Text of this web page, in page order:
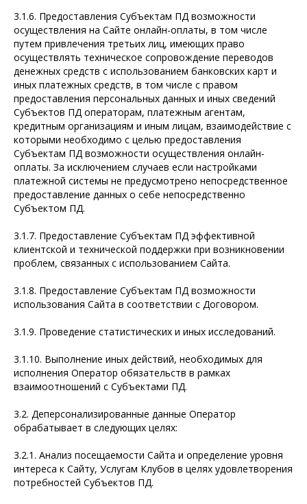
3.1.6. Предоставления Субъектам ПД возможности
осуществления на Сайте онлайн-оплаты, в том числе
путем привлечения третьих лиц, имеющих право
осуществлять техническое сопровождение переводов
денежных средств с использованием банковских карт и
иных платежных средств, в том числе с правом
предоставления персональных данных и иных сведений
Субъектов ПД операторам, платежным агентам,
кредитным организациям и иным лицам, взаимодействие с
которыми необходимо с целью предоставления
Субъектам ПД возможности осуществления онлайн-
оплаты. За исключением случаев если настройками
платежной системы не предусмотрено непосредственное
предоставление данных о себе непосредственно
Субъектом ПД.
3.1.7. Предоставление Субъектам ПД эффективной
клиентской и технической поддержки при возникновении
проблем, связанных с использованием Сайта.
3.1.8. Предоставление Субъектам ПД возможности
использования Сайта в соответствии с Договором.
3.1.9. Проведение статистических и иных исследований.
3.1.10. Выполнение иных действий, необходимых для
исполнения Оператор обязательств в рамках
взаимоотношений с Субъектами ПД.
3.2. Деперсонализированные данные Оператор
обрабатывает в следующих целях:
3.2.1. Анализ посещаемости Сайта и определение уровня
интереса к Сайту, Услугам Клубов в целях удовлетворения
потребностей Субъектов ПД.